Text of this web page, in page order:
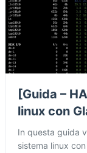
[Guida –
linux con
In questa guida
sistema linux